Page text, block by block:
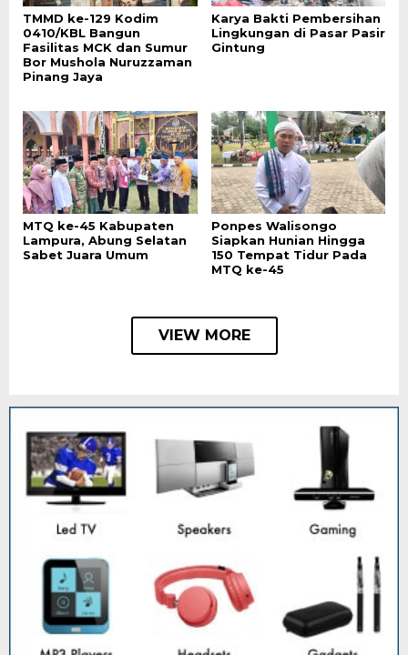
TMMD ke-129 Kodim
0410/KBL Bangun
Fasilitas MCK dan Sumur
Bor Mushola Nuruzzaman
Pinang Jaya
Karya Bakti Pembersihan
Lingkungan di Pasar Pasir
Gintung
MTQ ke-45 Kabupaten
Lampura, Abung Selatan
Sabet Juara Umum
Ponpes Walisongo
Siapkan Hunian Hingga
150 Tempat Tidur Pada
MTQ ke-45
VIEW MORE